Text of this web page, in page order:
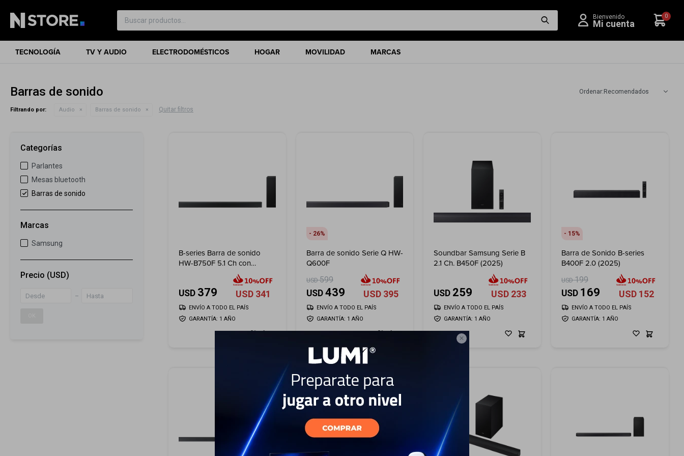

TECNOLOGÍA TV Y AUDIO ELECTRODOMÉSTICOS HOGAR MOVILIDAD MARCAS
0
Barras de sonido Recomendados
Filtrando por: Audio Barras de sonido Quitar filtros
B-series Barra de sonido
HW-B750F 5.1 Ch con
Subwoofer (2025)
USD 379 USD 341
GARANTÍA: 1 AÑO
ENVÍO A TODO EL PAÍS
26
Barra de sonido Serie Q HW-
Q600F
USD 599
USD 439 USD 395
GARANTÍA: 1 AÑO
ENVÍO A TODO EL PAÍS
Soundbar Samsung Serie B
2.1 Ch. B450F (2025)
USD 259 USD 233
GARANTÍA: 1 AÑO
ENVÍO A TODO EL PAÍS
15
Barra de Sonido B-series
B400F 2.0 (2025)
USD 199
USD 169 USD 152
GARANTÍA: 1 AÑO
ENVÍO A TODO EL PAÍS
Categorías
Parlantes
Mesas bluetooth
Barras de sonido
Marcas
Samsung
Precio (USD)